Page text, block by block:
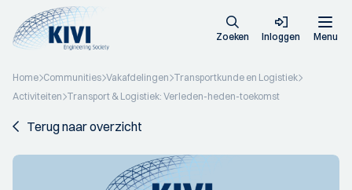
Zoeken Inloggen Menu
Home Communities Vakafdelingen Transportkunde en Logistiek
Activiteiten Transport & Logistiek: Verleden-heden-toekomst
Terug naar overzicht